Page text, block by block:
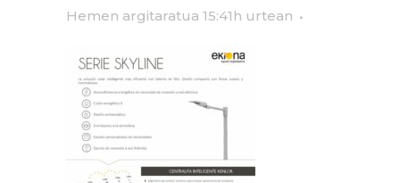
Hemen argitaratua 15:41h urtean